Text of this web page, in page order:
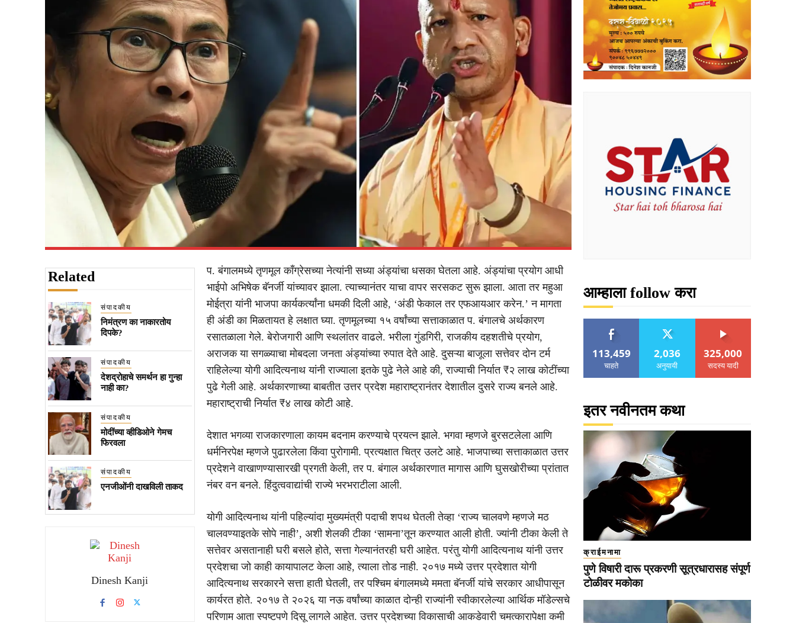
Related
संपादकीय
निमंत्रण का नाकारतोय
दिपके?
संपादकीय
देशद्रोहाचे समर्थन हा गुन्हा
नाही का?
संपादकीय
मोदींच्या व्हीडिओने गेमच
फिरवला
संपादकीय
एनजीओंनी दाखविली ताकद
Dinesh Kanji
प. बंगालमध्ये तृणमूल काँग्रेसच्या नेत्यांनी सध्या अंड्यांचा धसका घेतला आहे. अंड्यांचा प्रयोग आधी
भाईपो अभिषेक बॅनर्जी यांच्यावर झाला. त्याच्यानंतर याचा वापर सरसकट सुरू झाला. आता तर महुआ
मोईत्रा यांनी भाजपा कार्यकर्त्यांना धमकी दिली आहे, ‘अंडी फेकाल तर एफआयआर करेन.’ न मागता
ही अंडी का मिळतायत हे लक्षात घ्या. तृणमूलच्या १५ वर्षांच्या सत्ताकाळात प. बंगालचे अर्थकारण
रसातळाला गेले. बेरोजगारी आणि स्थलांतर वाढले. भरीला गुंडगिरी, राजकीय दहशतीचे प्रयोग,
अराजक या सगळ्याचा मोबदला जनता अंड्यांच्या रुपात देते आहे. दुसऱ्या बाजूला सत्तेवर दोन टर्म
राहिलेल्या योगी आदित्यनाथ यांनी राज्याला इतके पुढे नेले आहे की, राज्याची निर्यात ₹२ लाख कोटींच्या
पुढे गेली आहे. अर्थकारणाच्या बाबतीत उत्तर प्रदेश महाराष्ट्रानंतर देशातील दुसरे राज्य बनले आहे.
महाराष्ट्राची निर्यात ₹४ लाख कोटी आहे.
देशात भगव्या राजकारणाला कायम बदनाम करण्याचे प्रयत्न झाले. भगवा म्हणजे बुरसटलेला आणि
धर्मनिरपेक्ष म्हणजे पुढारलेला किंवा पुरोगामी. प्रत्यक्षात चित्र उलटे आहे. भाजपाच्या सत्ताकाळात उत्तर
प्रदेशने वाखाणण्यासारखी प्रगती केली, तर प. बंगाल अर्थकारणात मागास आणि घुसखोरीच्या प्रांतात
नंबर वन बनले. हिंदुत्ववाद्यांची राज्ये भरभराटीला आली.
योगी आदित्यनाथ यांनी पहिल्यांदा मुख्यमंत्री पदाची शपथ घेतली तेव्हा ‘राज्य चालवणे म्हणजे मठ
चालवण्याइतके सोपे नाही’, अशी शेलकी टीका ‘सामना’तून करण्यात आली होती. ज्यांनी टीका केली ते
सत्तेवर असतानाही घरी बसले होते, सत्ता गेल्यानंतरही घरी आहेत. परंतु योगी आदित्यनाथ यांनी उत्तर
प्रदेशचा जो काही कायापालट केला आहे, त्याला तोड नाही. २०१७ मध्ये उत्तर प्रदेशात योगी
आदित्यनाथ सरकारने सत्ता हाती घेतली, तर पश्चिम बंगालमध्ये ममता बॅनर्जी यांचे सरकार आधीपासून
कार्यरत होते. २०१७ ते २०२६ या नऊ वर्षांच्या काळात दोन्ही राज्यांनी स्वीकारलेल्या आर्थिक मॉडेल्सचे
परिणाम आता स्पष्टपणे दिसू लागले आहेत. उत्तर प्रदेशच्या विकासाची आकडेवारी चमत्कारापेक्षा कमी
आम्हाला follow करा
113,459
चाहते
2,036
अनुयायी
325,000
सदस्य यादी
इतर नवीनतम कथा
क्राईमनामा
पुणे विषारी दारू प्रकरणी सूत्रधारासह संपूर्ण
टोळीवर मकोका